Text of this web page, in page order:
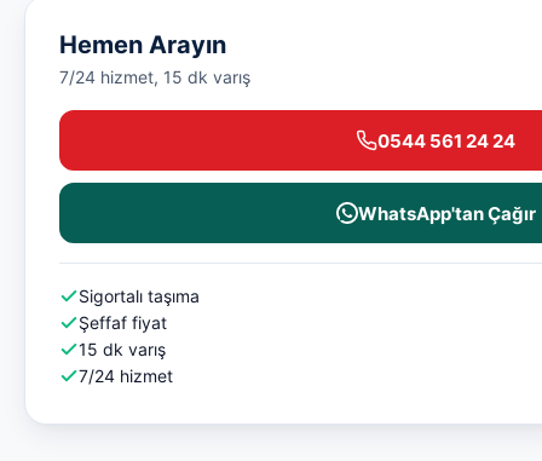
Hemen Arayın
7/24 hizmet, 15 dk varış
0544 561 24 24
WhatsApp'tan Çağır
Sigortalı taşıma
Şeffaf fiyat
15 dk varış
7/24 hizmet